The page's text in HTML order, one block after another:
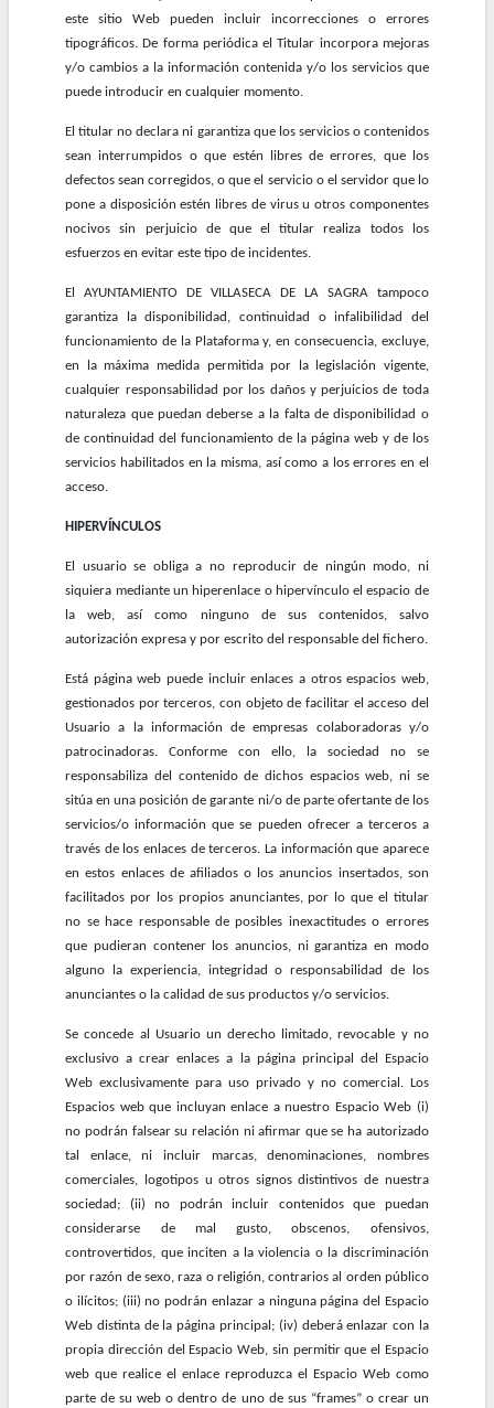
este sitio Web pueden incluir incorrecciones o errores
tipográficos. De forma periódica el Titular incorpora mejoras
y/o cambios a la información contenida y/o los servicios que
puede introducir en cualquier momento.
El titular no declara ni garantiza que los servicios o contenidos
sean interrumpidos o que estén libres de errores, que los
defectos sean corregidos, o que el servicio o el servidor que lo
pone a disposición estén libres de virus u otros componentes
nocivos sin perjuicio de que el titular realiza todos los
esfuerzos en evitar este tipo de incidentes.
El AYUNTAMIENTO DE VILLASECA DE LA SAGRA tampoco
garantiza la disponibilidad, continuidad o infalibilidad del
funcionamiento de la Plataforma y, en consecuencia, excluye,
en la máxima medida permitida por la legislación vigente,
cualquier responsabilidad por los daños y perjuicios de toda
naturaleza que puedan deberse a la falta de disponibilidad o
de continuidad del funcionamiento de la página web y de los
servicios habilitados en la misma, así como a los errores en el
acceso.
HIPERVÍNCULOS
El usuario se obliga a no reproducir de ningún modo, ni
siquiera mediante un hiperenlace o hipervínculo el espacio de
la web, así como ninguno de sus contenidos, salvo
autorización expresa y por escrito del responsable del fichero.
Está página web puede incluir enlaces a otros espacios web,
gestionados por terceros, con objeto de facilitar el acceso del
Usuario a la información de empresas colaboradoras y/o
patrocinadoras. Conforme con ello, la sociedad no se
responsabiliza del contenido de dichos espacios web, ni se
sitúa en una posición de garante ni/o de parte ofertante de los
servicios/o información que se pueden ofrecer a terceros a
través de los enlaces de terceros. La información que aparece
en estos enlaces de afiliados o los anuncios insertados, son
facilitados por los propios anunciantes, por lo que el titular
no se hace responsable de posibles inexactitudes o errores
que pudieran contener los anuncios, ni garantiza en modo
alguno la experiencia, integridad o responsabilidad de los
anunciantes o la calidad de sus productos y/o servicios.
Se concede al Usuario un derecho limitado, revocable y no
exclusivo a crear enlaces a la página principal del Espacio
Web exclusivamente para uso privado y no comercial. Los
Espacios web que incluyan enlace a nuestro Espacio Web (i)
no podrán falsear su relación ni afirmar que se ha autorizado
tal enlace, ni incluir marcas, denominaciones, nombres
comerciales, logotipos u otros signos distintivos de nuestra
sociedad; (ii) no podrán incluir contenidos que puedan
considerarse de mal gusto, obscenos, ofensivos,
controvertidos, que inciten a la violencia o la discriminación
por razón de sexo, raza o religión, contrarios al orden público
o ilícitos; (iii) no podrán enlazar a ninguna página del Espacio
Web distinta de la página principal; (iv) deberá enlazar con la
propia dirección del Espacio Web, sin permitir que el Espacio
web que realice el enlace reproduzca el Espacio Web como
parte de su web o dentro de uno de sus “frames” o crear un